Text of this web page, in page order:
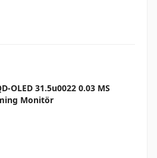
OLED 31.5u0022 0.03 MS
Monitör